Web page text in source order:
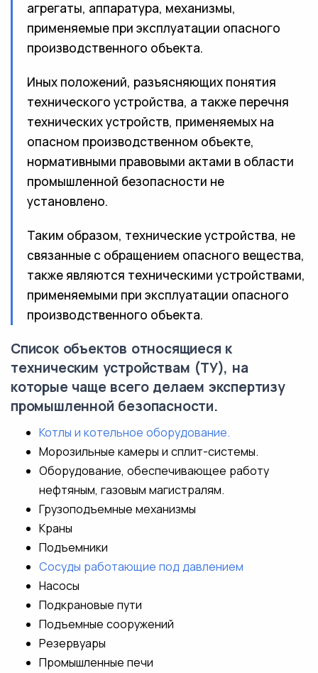
агрегаты, аппаратура, механизмы,
применяемые при эксплуатации опасного
производственного объекта.
Иных положений, разъясняющих понятия
технического устройства, а также перечня
технических устройств, применяемых на
опасном производственном объекте,
нормативными правовыми актами в области
промышленной безопасности не
установлено.
Таким образом, технические устройства, не
связанные с обращением опасного вещества,
также являются техническими устройствами,
применяемыми при эксплуатации опасного
производственного объекта.
Список объектов относящиеся к
техническим устройствам (ТУ), на
которые чаще всего делаем экспертизу
промышленной безопасности.
Котлы и котельное оборудование.
Морозильные камеры и сплит-системы.
Оборудование, обеспечивающее работу
нефтяным, газовым магистралям.
Грузоподъемные механизмы
Краны
Подъемники
Сосуды работающие под давлением
Насосы
Подкрановые пути
Подъемные сооружений
Резервуары
Промышленные печи